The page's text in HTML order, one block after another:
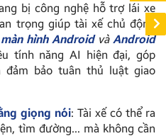
bị công nghệ hỗ trợ lái xe
trọng giúp tài xế chủ động
màn hình Android vàAndroid
tính năng AI hiện đại, góp
đảm bảo tuân thủ luật giao
giọng nói: Tài xế có thể ra
tìm đường… mà không cần